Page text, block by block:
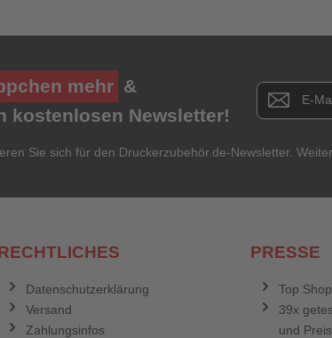
mehr &
kostenlosen Newsletter!
Newsletter E-
Sie sich für den Druckerzubehör.de-Newsletter.
Datenschutzerklärung
Versand
Zahlungsinfos
PRESSE
Top
39x
und Preis